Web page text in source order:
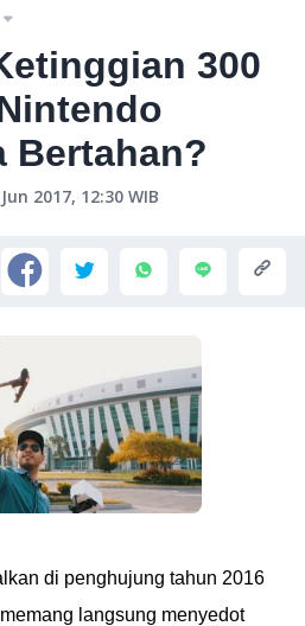
300
Bertahan?
2017, 12:30 WIB
di penghujung tahun 2016
memang langsung menyedot